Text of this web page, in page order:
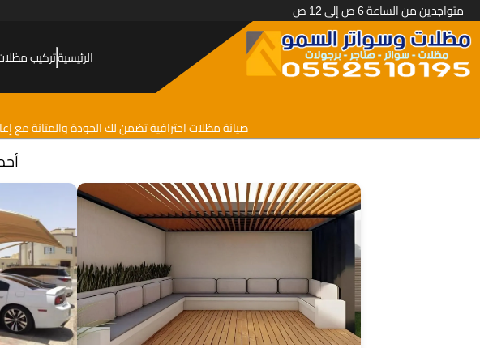
متواجدين من الساعة 6 ص إلى 12 ص
الرئيسيةتركيب
صيانة مظلات احترافية تضمن لك الجودة والمتانة مع